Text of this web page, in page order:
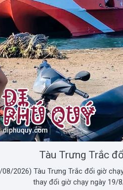
Tàu Trưng Trắc
08/2026) Tàu Trưng Trắc đổi giờ
thay đổi giờ chạy ngày 19/